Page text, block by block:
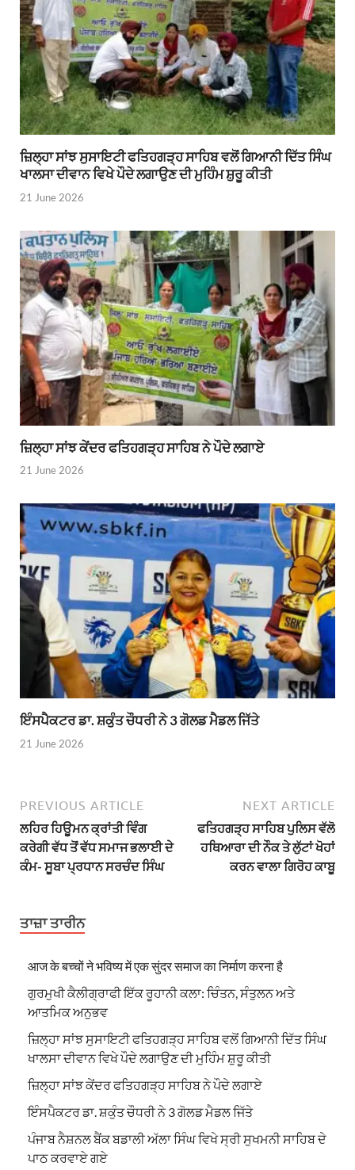
ਜ਼ਿਲ੍ਹਾ ਸਾਂਝ ਸੁਸਾਇਟੀ ਫਤਿਹਗੜ੍ਹ ਸਾਹਿਬ ਵਲੋਂ ਗਿਆਨੀ ਦਿੱਤ ਸਿੰਘ
ਖਾਲਸਾ ਦੀਵਾਨ ਵਿਖੇ ਪੌਦੇ ਲਗਾਉਣ ਦੀ ਮੁਹਿੰਮ ਸ਼ੁਰੂ ਕੀਤੀ
21 June 2026
ਜ਼ਿਲ੍ਹਾ ਸਾਂਝ ਕੇਂਦਰ ਫਤਿਹਗੜ੍ਹ ਸਾਹਿਬ ਨੇ ਪੌਦੇ ਲਗਾਏ
21 June 2026
ਇੰਸਪੈਕਟਰ ਡਾ. ਸ਼ਕੁੰਤ ਚੌਧਰੀ ਨੇ 3 ਗੋਲਡ ਮੈਡਲ ਜਿੱਤੇ
21 June 2026
PREVIOUS ARTICLE
ਲਹਿਰ ਹਿਊਮਨ ਕ੍ਰਾਂਤੀ ਵਿੰਗ
ਕਰੇਗੀ ਵੱਧ ਤੋਂ ਵੱਧ ਸਮਾਜ ਭਲਾਈ ਦੇ
ਕੰਮ- ਸੂਬਾ ਪ੍ਰਧਾਨ ਸਰਚੰਦ ਸਿੰਘ
NEXT ARTICLE
ਫਤਿਹਗੜ੍ਹ ਸਾਹਿਬ ਪੁਲਿਸ ਵੱਲੋ
ਹਥਿਆਰਾ ਦੀ ਨੌਕ ਤੇ ਲੁੱਟਾਂ ਖੋਹਾਂ
ਕਰਨ ਵਾਲਾ ਗਿਰੋਹ ਕਾਬੂ
ਤਾਜ਼ਾ ਤਾਰੀਨ
आज के बच्चों ने भविष्य में एक सुंदर समाज का निर्माण करना है
ਗੁਰਮੁਖੀ ਕੈਲੀਗ੍ਰਾਫੀ ਇੱਕ ਰੂਹਾਨੀ ਕਲਾ: ਚਿੰਤਨ, ਸੰਤੁਲਨ ਅਤੇ
ਆਤਮਿਕ ਅਨੁਭਵ
ਜ਼ਿਲ੍ਹਾ ਸਾਂਝ ਸੁਸਾਇਟੀ ਫਤਿਹਗੜ੍ਹ ਸਾਹਿਬ ਵਲੋਂ ਗਿਆਨੀ ਦਿੱਤ ਸਿੰਘ
ਖਾਲਸਾ ਦੀਵਾਨ ਵਿਖੇ ਪੌਦੇ ਲਗਾਉਣ ਦੀ ਮੁਹਿੰਮ ਸ਼ੁਰੂ ਕੀਤੀ
ਜ਼ਿਲ੍ਹਾ ਸਾਂਝ ਕੇਂਦਰ ਫਤਿਹਗੜ੍ਹ ਸਾਹਿਬ ਨੇ ਪੌਦੇ ਲਗਾਏ
ਇੰਸਪੈਕਟਰ ਡਾ. ਸ਼ਕੁੰਤ ਚੌਧਰੀ ਨੇ 3 ਗੋਲਡ ਮੈਡਲ ਜਿੱਤੇ
ਪੰਜਾਬ ਨੈਸ਼ਨਲ ਬੈਂਕ ਬਡਾਲੀ ਅੱਲਾ ਸਿੰਘ ਵਿਖੇ ਸ੍ਰੀ ਸੁਖਮਨੀ ਸਾਹਿਬ ਦੇ
ਪਾਠ ਕਰਵਾਏ ਗਏ